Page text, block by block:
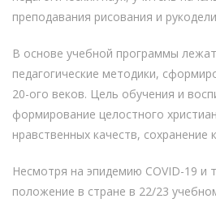
преподавания рисования и
В основе учебной программы
педагогические методики,
20-ого веков. Цель обучения и
формирование целостного
нравственных качеств, сохранение
Несмотря на эпидемию COVID-19 и
положение в стране в 22/23